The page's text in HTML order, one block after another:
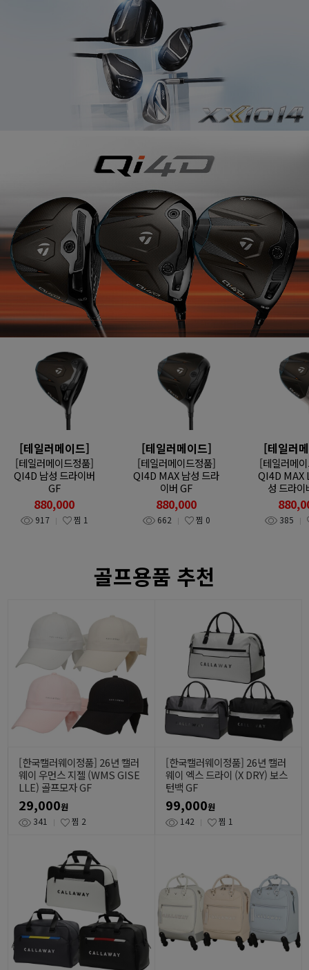
[테일러메이드]
[테일러메이드정품]
QI4D 남성 드라이버
GF
880,000
917 찜 1
[테일러메이드]
[테일러메이드정품]
QI4D MAX 남성 드라
이버 GF
880,000
662 찜 0
[테일러
[테일러메
QI4D MAX
성 드라이
385
골프용품 추천
[한국캘러웨이정품] 26년 캘러
웨이 우먼스 지젤 (WMS GISE
LLE) 골프모자 GF
29,000원
341
찜 2
[한국캘러웨이정품] 26년 캘러
웨이 엑스 드라이 (X DRY) 보스
턴백 GF
99,000원
142
찜 1